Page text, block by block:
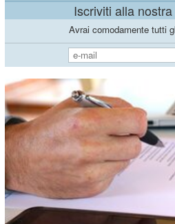
Iscriviti alla
Avrai comodamente tutti